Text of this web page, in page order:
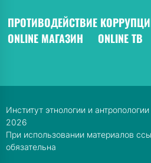
ПРОТИВОДЕЙСТВИЕ
ONLINE МАГАЗИН
ONLINE ТВ
Институт этнологии и
2026
При использовании материалов
обязательна